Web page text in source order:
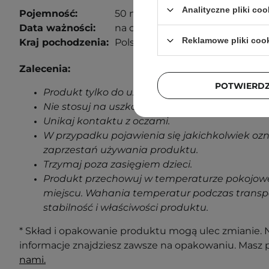
Pojemność:
50 ml
Data ważności:
na opakowaniu.
Kraj pochodzenia:
Polska.
Zalecenia:
Produkt tylko do użytku zewnętrznego.
Nie stosuj na uszkodzoną skórę.
Unikaj kontaktu z oczami.
W przypadku pojawienia się jakichkolwiek
zaprzestań używania produktu.
Trzymaj poza zasięgiem dzieci.
Produkt przechowuj w temperaturze
miejscu. Wahania temperatur podczas
stabilność i właściwości produktu.
* Skład i opakowanie produktu mogą ulec zmianie.
informacje znajdziesz zawsze na opakowaniu. Masz
nami.
Analityczne pliki
Reklamowe pliki